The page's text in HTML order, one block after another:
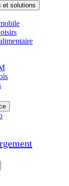
et solutions